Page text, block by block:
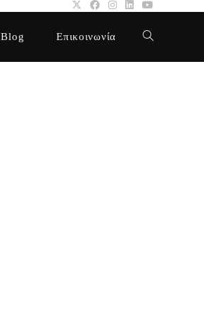
Blog Επικοινωνία Toggle